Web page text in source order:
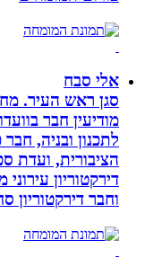
אלי סבח
סגן ראש העיר. מחזיק
מודיעין חבר
לתכנון ובניה, חבר
הציבורית, ועדת
דירקטוריון עירוני
וחבר דירקטוריון